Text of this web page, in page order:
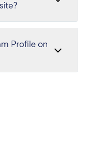
Profile on